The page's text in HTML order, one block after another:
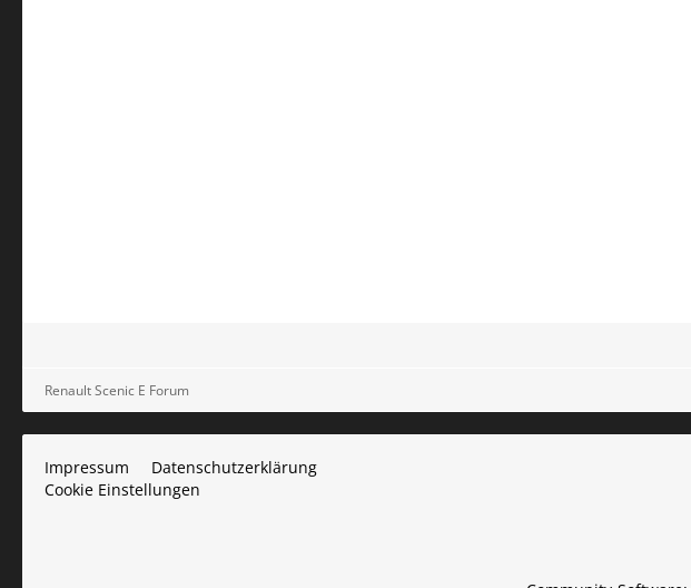
Renault Scenic E Forum
Impressum
Datenschutzerklärung
Cookie Einstellungen